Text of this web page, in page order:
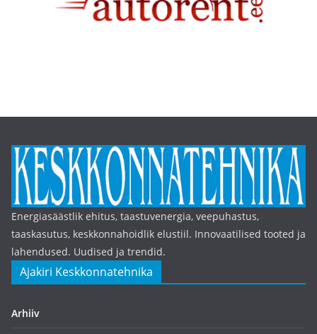
Energiasäästlik ehitus, taastuvenergia, veepuhastus,
taaskasutus, keskkonnahoidlik elustiil. Innovaatilised tooted ja
lahendused. Uudised ja trendid.
Ajakiri Keskkonnatehnika
Arhiiv